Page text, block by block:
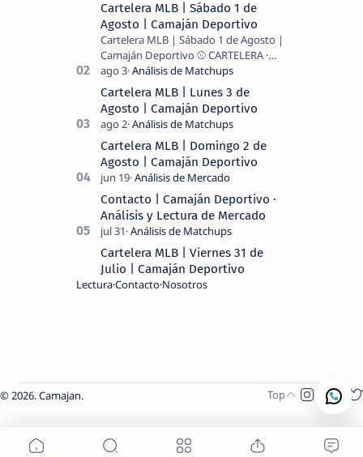
Cartelera MLB | Sábado 1 de
Agosto | Camaján Deportivo
Cartelera MLB | Sábado 1 de Agosto |
Camaján Deportivo ⚾ CARTELERA ·
Cartelera MLB | Lunes 3 de
Agosto | Camaján Deportivo
Cartelera MLB | Domingo 2 de
Agosto | Camaján Deportivo
Contacto | Camaján Deportivo ·
Análisis y Lectura de Mercado
Cartelera MLB | Viernes 31 de
Julio | Camaján Deportivo
LecturaContacto Nosotros
2026.Camajan.